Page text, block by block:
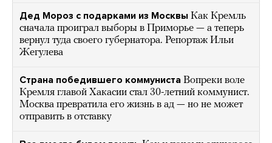
Дед Мороз с подарками из Москвы Как Кремль
сначала проиграл выборы в Приморье — а теперь
вернул туда своего губернатора. Репортаж Ильи
Жегулева
Страна победившего коммуниста Вопреки воле
Кремля главой Хакасии стал 30-летний коммунист.
Москва превратила его жизнь в ад — но не может
отправить в отставку